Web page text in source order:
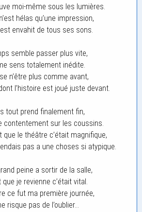
moi-même sous les lumières.
hélas qu’une impression,
envahit de tous ses sons.
semble passer plus vite,
sens totalement inédite.
n’être plus comme avant,
l’histoire est joué juste devant.
tout prend finalement fin,
contentement sur les coussins.
que le théâtre c’était magnifique,
pas a une choses si atypique.
peine a sortir de la salle,
que je revienne c’était vital.
ce fut ma première journée,
risque pas de l’oublier…